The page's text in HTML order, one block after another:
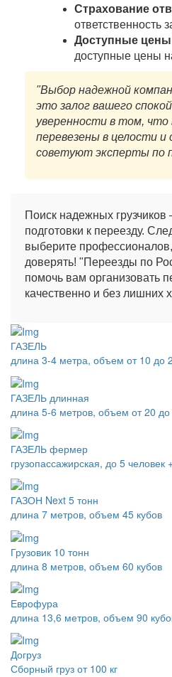
Страхование
ответственность
Доступные
доступные цены
"Выбор надежной
это залог вашего
уверенности в том,
перевезены в целости и
советуют эксперты по
Поиск надежных грузчиков
подготовки к переезду.
выберите
доверять! "Переезды по
помочь вам организовать
качественно и без лишних
ГАЗЕЛЬ
длина 3-4 метра, объем от 10 до
ГАЗЕЛЬ длинная
длина 5-6 метров, объем от 20 до
ГАЗЕЛЬ фермер
грузопассажирская, до 5 человек
ГАЗОН Next 5 тонн
длина 7 метров, объем 45 кубов
Грузовик 10 тонн
длина 8 метров, объем 60 кубов
Еврофура
длина 13,6 метров, объем 90
Догруз
Сборный груз от 100 кг